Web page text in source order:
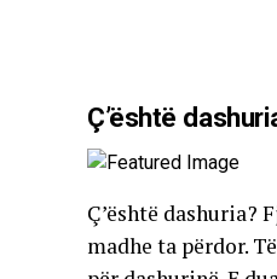
Ç’është
Ç’është dashuria?
madhe ta përdor.